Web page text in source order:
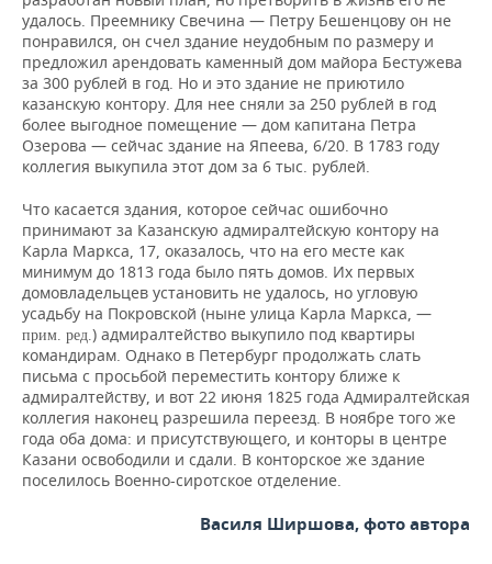
удалось. Преемнику Свечина — Петру Бешенцову он не
понравился, он счел здание неудобным по размеру и
предложил арендовать каменный дом майора Бестужева
за 300 рублей в год. Но и это здание не приютило
казанскую контору. Для нее сняли за 250 рублей в год
более выгодное помещение — дом капитана Петра
Озерова — сейчас здание на Япеева, 6/20. В 1783 году
коллегия выкупила этот дом за 6 тыс. рублей.
Что касается здания, которое сейчас ошибочно
принимают за Казанскую адмиралтейскую контору на
Карла Маркса, 17, оказалось, что на его месте как
минимум до 1813 года было пять домов. Их первых
домовладельцев установить не удалось, но угловую
усадьбу на Покровской (ныне улица Карла Маркса, —
прим. ред.) адмиралтейство выкупило под квартиры
командирам. Однако в Петербург продолжать слать
письма с просьбой переместить контору ближе к
адмиралтейству, и вот 22 июня 1825 года Адмиралтейская
коллегия наконец разрешила переезд. В ноябре того же
года оба дома: и присутствующего, и конторы в центре
Казани освободили и сдали. В конторское же здание
поселилось Военно-сиротское отделение.
Василя Ширшова, фото автора